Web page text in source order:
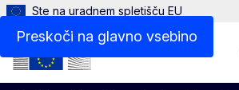
Preskoči na glavno vsebino
Ste na uradnem spletišču EU
Menu